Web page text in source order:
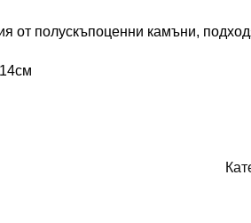
от полускъпоценни камъни,